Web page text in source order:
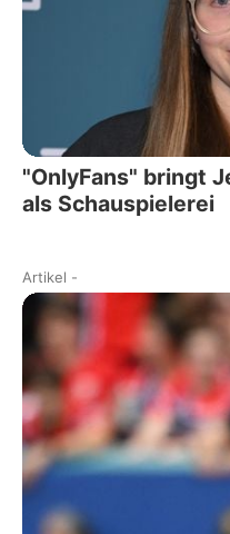
"OnlyFans" bringt
als Schauspielerei
Artikel -